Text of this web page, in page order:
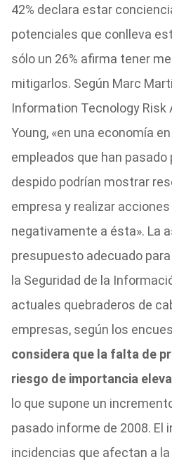
42% declara estar
potenciales que conlleva
sólo un 26% afirma tener
mitigarlos. Según Marc
Information Tecnology Risk
Young, «en una economía
empleados que han pasado
despido podrían mostrar
empresa y realizar
negativamente a ésta». La
presupuesto adecuado
la Seguridad de la
actuales quebraderos de
empresas, según los
considera que la falta de
riesgo de importancia
lo que supone un
pasado informe de 2008. El
incidencias que afectan a